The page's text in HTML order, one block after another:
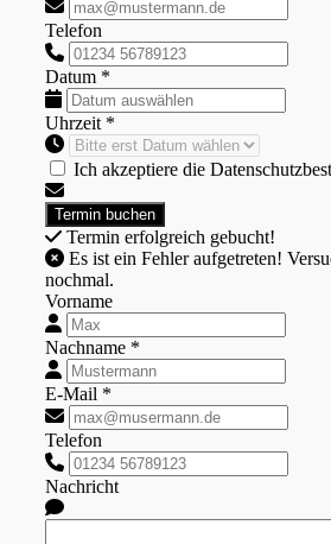
Telefon
Datum *
Uhrzeit *
Ich akzeptiere die
Termin erfolgreich gebucht!
nochmal.
Vorname
Nachname *
E-Mail *
Telefon
Nachricht